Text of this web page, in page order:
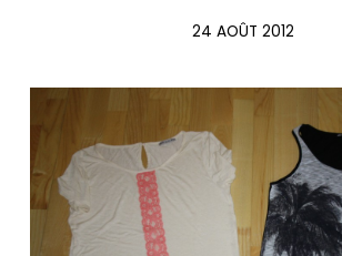
24 AOÛT 2012